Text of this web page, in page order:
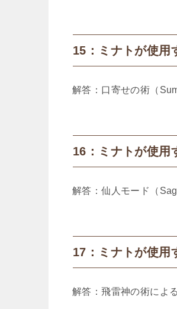
15：ミナトが使用
解答：口寄せの術（
16：ミナトが使用
解答：仙人モード（
17：ミナトが使用
解答：飛雷神の術によ